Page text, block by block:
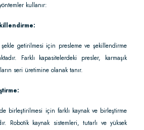
kullanır:
getirilmesi için presleme ve şekillendirme
Farklı kapasitelerdeki presler, karmaşık
seri üretimine olanak tanır.
birleştirilmesi için farklı kaynak ve birleştirme
Robotik kaynak sistemleri, tutarlı ve yüksek